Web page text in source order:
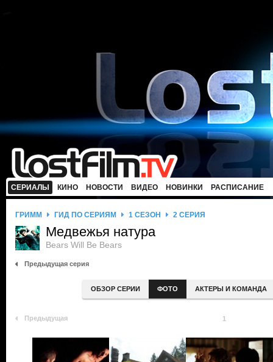
СЕРИАЛЫ КИНО НОВОСТИ ВИДЕО НОВИНКИ РАСПИСАНИЕ
ГРИММ ГИД ПО СЕРИЯМ 1 СЕЗОН 2 СЕРИЯ
Медвежья натура
Bears Will Be Bears
Предыдущая серия
ОБЗОР СЕРИИ ФОТО АКТЕРЫ И КОМАНДА
Предыдущая 1